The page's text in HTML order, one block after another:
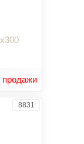
продажи
8831